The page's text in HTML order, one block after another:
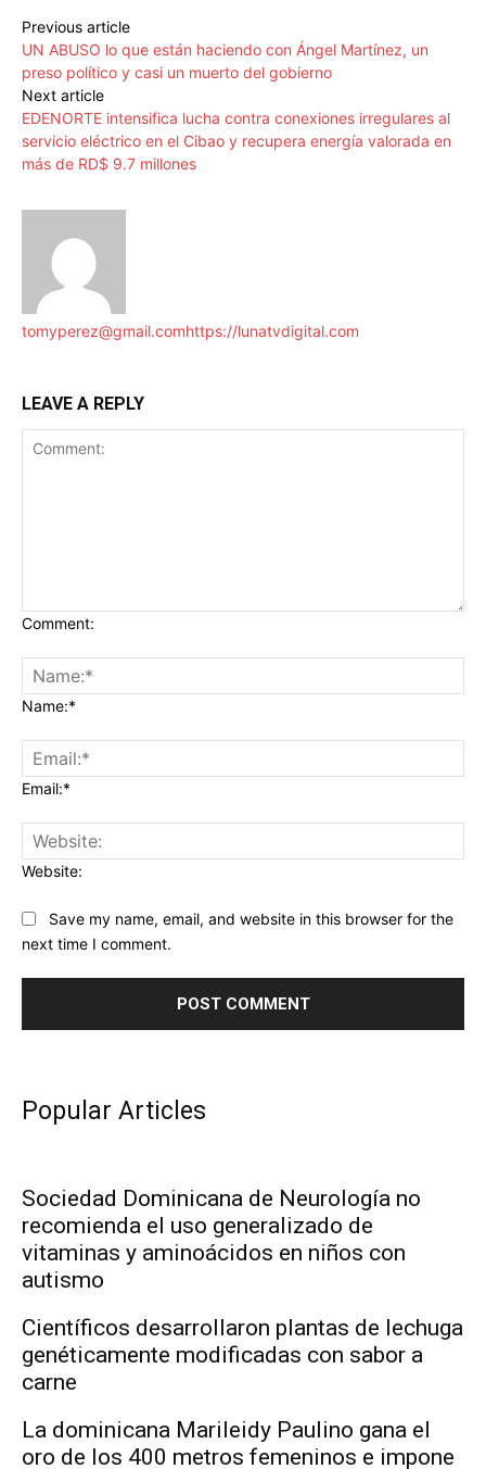
Previous article
UN ABUSO lo que están haciendo con Ángel Martínez, un
preso político y casi un muerto del gobierno
Next article
EDENORTE intensifica lucha contra conexiones irregulares al
servicio eléctrico en el Cibao y recupera energía valorada en
más de RD$ 9.7 millones
tomyperez@gmail.comhttps://lunatvdigital.com
LEAVE A REPLY
Comment:
Name:*
Email:*
Website:
Save my name, email, and website in this browser for the
next time I comment.
Popular Articles
Sociedad Dominicana de Neurología no
recomienda el uso generalizado de
vitaminas y aminoácidos en niños con
autismo
Científicos desarrollaron plantas de lechuga
genéticamente modificadas con sabor a
carne
La dominicana Marileidy Paulino gana el
oro de los 400 metros femeninos e impone